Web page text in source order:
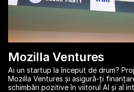
Mozilla Ventures
Ai un startup la început de drum?
Mozilla Ventures și asigură-ți
schimbări pozitive în viitorul AI și al